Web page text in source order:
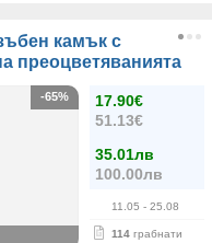
камък с
преоцветяванията
17.90€
51.13€
35.01лв
100.00лв
11.05 - 25.08
114 грабнати
-65%